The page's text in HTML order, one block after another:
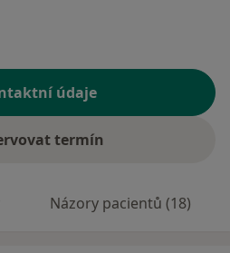
údaje
termín
Názory pacientů (18)